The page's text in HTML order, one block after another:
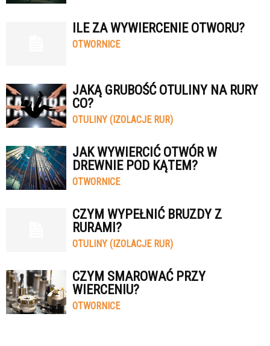
ILE ZA WYWIERCENIE OTWORU?
OTWORNICE
JAKĄ GRUBOŚĆ OTULINY NA RURY
CO?
OTULINY (IZOLACJE RUR)
JAK WYWIERCIĆ OTWÓR W
DREWNIE POD KĄTEM?
OTWORNICE
CZYM WYPEŁNIĆ BRUZDY Z
RURAMI?
OTULINY (IZOLACJE RUR)
CZYM SMAROWAĆ PRZY
WIERCENIU?
OTWORNICE